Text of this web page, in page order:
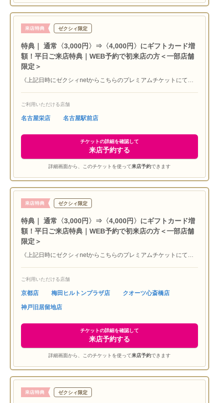
ゼクシィ限定
特典｜ 通常〈3,000円〉⇒〈4,000円〉にギフトカード増
額！平日ご来店特典｜WEB予約で初来店の方＜一部店舗
限定＞
《上記日時にゼクシィnetからこちらのプレミアムチケットにて対
ご来店いただく方限定 ※他媒体特典との併用不可 ※ご本人確認
させていただく場合もございます ※サービス内容は予告なく変更
トよりご予約の方が対象となります
ご利用いただける店舗
名古屋栄店 名古屋駅前店
チケットの詳細を確認して
来店予約する
詳細画面から、このチケットを使って来店予約できます
ゼクシィ限定
特典｜ 通常〈3,000円〉⇒〈4,000円〉にギフトカード増
額！平日ご来店特典｜WEB予約で初来店の方＜一部店舗
限定＞
《上記日時にゼクシィnetからこちらのプレミアムチケットにて対
ご来店いただく方限定 ※他媒体特典との併用不可 ※ご本人確認
させていただく場合もございます ※サービス内容は予告なく変更
トよりご予約の方が対象となります
ご利用いただける店舗
京都店 梅田ヒルトンプラザ店 クオーツ心斎橋店
神戸旧居留地店
チケットの詳細を確認して
来店予約する
詳細画面から、このチケットを使って来店予約できます
ゼクシィ限定